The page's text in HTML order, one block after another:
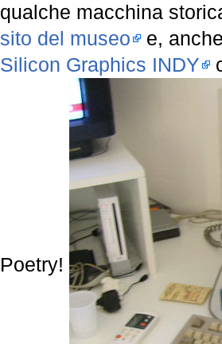
qualche macchina
sito del museo e,
Silicon Graphics INDY
Poetry!